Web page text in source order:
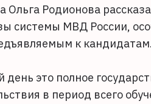
Ольга Родионова
системы МВД России,
к кандидатам.
день это полное
в период всего